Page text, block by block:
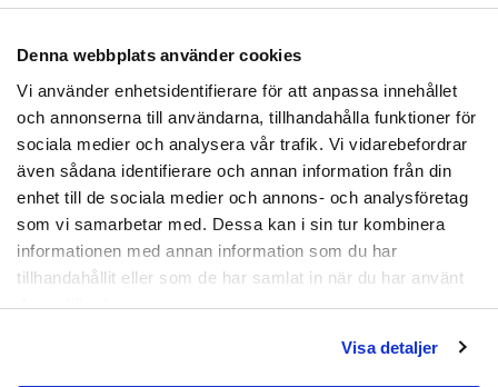
Denna webbplats använder cookies
Vi använder enhetsidentifierare för att anpassa innehållet
och annonserna till användarna, tillhandahålla funktioner för
sociala medier och analysera vår trafik. Vi vidarebefordrar
även sådana identifierare och annan information från din
enhet till de sociala medier och annons- och analysföretag
som vi samarbetar med. Dessa kan i sin tur kombinera
informationen med annan information som du har
tillhandahållit eller som de har samlat in när du har använt
deras tjänster.
Visa detaljer
Handtvättas vid behov i max 30 grader.
Material:Nylon, tyg, neopren, kardborreband,
stålskena.
Artikelnummer: ZXC-0010
Prenumerera
Genom att registrera dig godkänner du
att ta emot e-postmarknadsföring från oss.
Nej tack